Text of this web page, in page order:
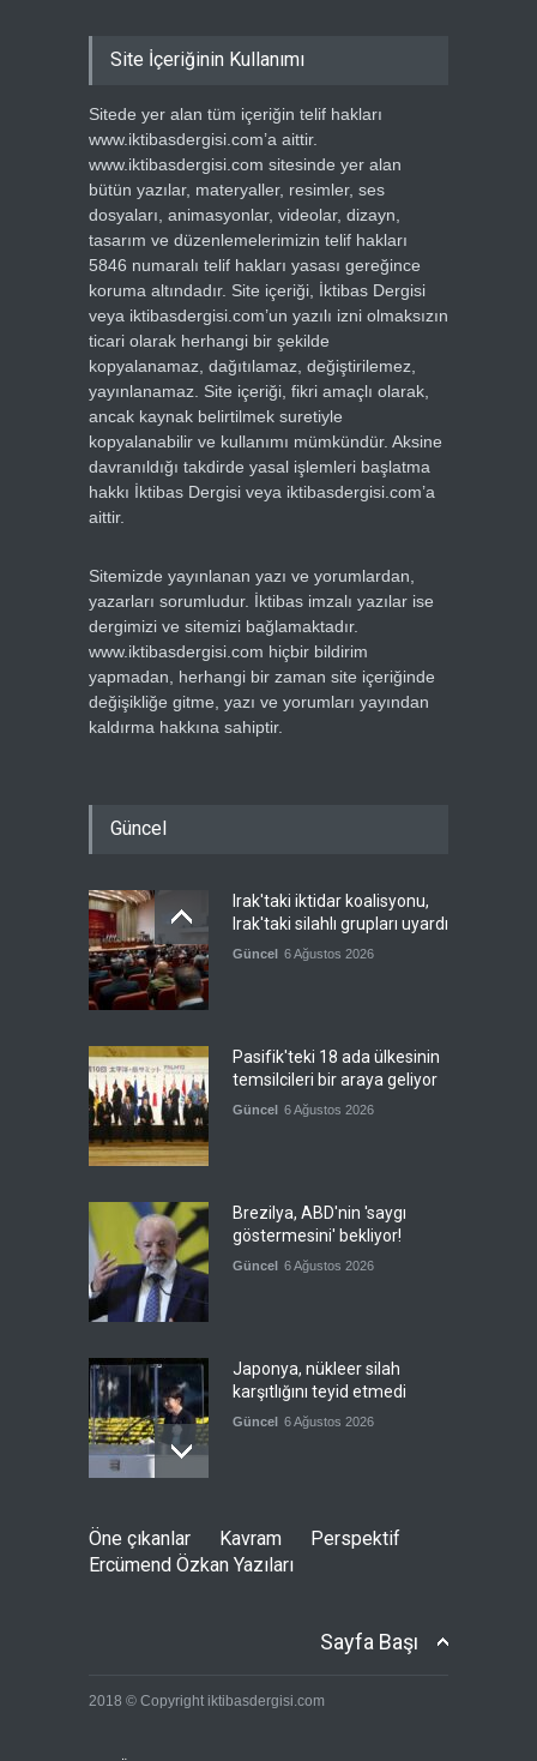
Site İçeriğinin Kullanımı
Sitede yer alan tüm içeriğin telif hakları
www.iktibasdergisi.com’a aittir.
www.iktibasdergisi.com sitesinde yer alan
bütün yazılar, materyaller, resimler, ses
dosyaları, animasyonlar, videolar, dizayn,
tasarım ve düzenlemelerimizin telif hakları
5846 numaralı telif hakları yasası gereğince
koruma altındadır. Site içeriği, İktibas Dergisi
veya iktibasdergisi.com’un yazılı izni olmaksızın
ticari olarak herhangi bir şekilde
kopyalanamaz, dağıtılamaz, değiştirilemez,
yayınlanamaz. Site içeriği, fikri amaçlı olarak,
ancak kaynak belirtilmek suretiyle
kopyalanabilir ve kullanımı mümkündür. Aksine
davranıldığı takdirde yasal işlemleri başlatma
hakkı İktibas Dergisi veya iktibasdergisi.com’a
aittir.
Sitemizde yayınlanan yazı ve yorumlardan,
yazarları sorumludur. İktibas imzalı yazılar ise
dergimizi ve sitemizi bağlamaktadır.
www.iktibasdergisi.com hiçbir bildirim
yapmadan, herhangi bir zaman site içeriğinde
değişikliğe gitme, yazı ve yorumları yayından
kaldırma hakkına sahiptir.
Güncel
Irak'taki iktidar koalisyonu,
Irak'taki silahlı grupları uyardı
Güncel 6 Ağustos 2026
Pasifik'teki 18 ada ülkesinin
temsilcileri bir araya geliyor
Güncel 6 Ağustos 2026
Brezilya, ABD'nin 'saygı
göstermesini' bekliyor!
Güncel 6 Ağustos 2026
Japonya, nükleer silah
karşıtlığını teyid etmedi
Güncel 6 Ağustos 2026
toplantısını Fas'ta yaptı
ve Devlet, Hilafet ve
Öne çıkanlar Kavram
Perspektif
Ercümend Özkan Yazıları
Sayfa Başı
2018 © Copyright iktibasdergisi.com